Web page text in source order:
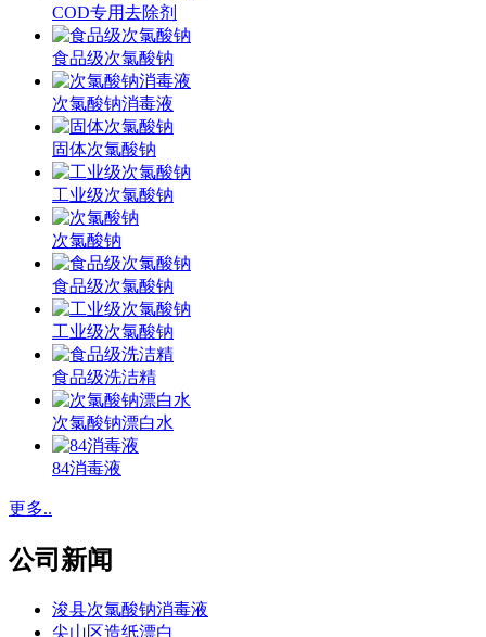
COD专用去除剂
食品级次氯酸钠
次氯酸钠消毒液
固体次氯酸钠
工业级次氯酸钠
次氯酸钠
食品级次氯酸钠
工业级次氯酸钠
食品级洗洁精
次氯酸钠漂白水
84消毒液
更多..
公司新闻
浚县次氯酸钠消毒液
尖山区造纸漂白